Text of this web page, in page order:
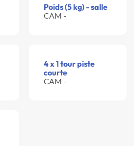
Poids (5 kg) - salle
CAM -
4 x 1 tour piste
courte
CAM -